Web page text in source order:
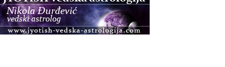
Osnovna radionica za izscjeljivanje pranom (Basic
Pranic Healing course)
Pula